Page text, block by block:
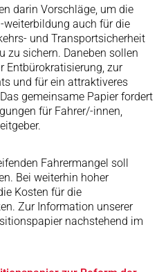
darin Vorschläge, um die
weiterbildung auch für die
und Transportsicherheit
zu sichern. Daneben sollen
Entbürokratisierung, zur
und für ein attraktiveres
gemeinsame Papier fordert
für Fahrer/-innen,
Fahrermangel soll
Bei weiterhin hoher
Kosten für die
Zur Information unserer
nachstehend im